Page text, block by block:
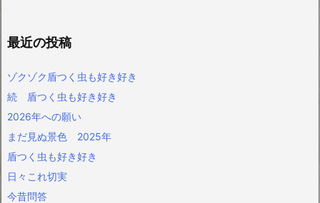
最近の投稿
ゾクゾク盾つく虫も好き好き
続 盾つく虫も好き好き
2026年への願い
まだ見ぬ景色 2025年
盾つく虫も好き好き
日々これ切実
今昔問答